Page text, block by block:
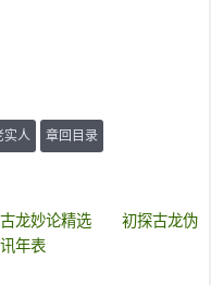
实人 章回目录
古龙妙论精选
初探古龙伪
年表